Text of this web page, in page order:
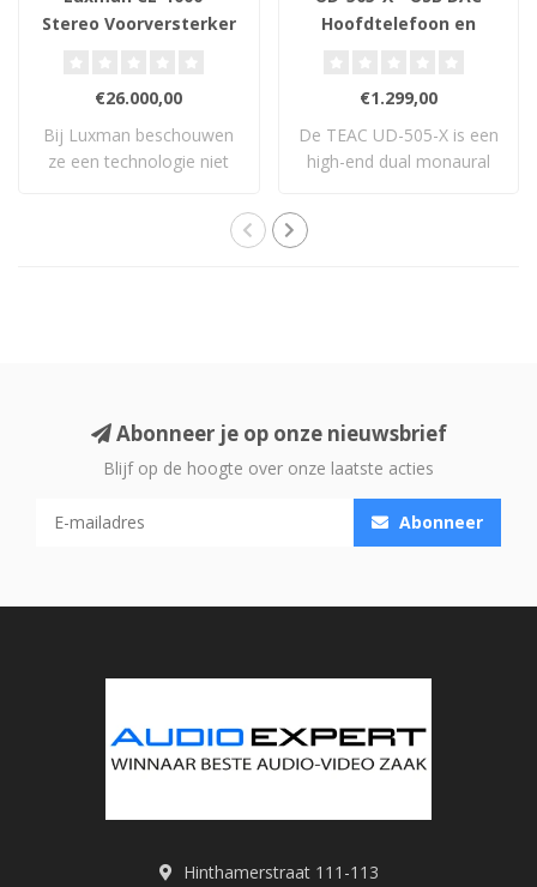
Stereo Voorversterker
€26.000,00
Bij Luxman beschouwen
ze een technologie niet
Hoofdtelefoon en
€1.299,00
De TEAC UD-505-X is een
high-end dual monaural
Abonneer je op onze nieuwsbrief
Blijf op de hoogte over onze laatste acties
Abonneer
Hinthamerstraat 111-113